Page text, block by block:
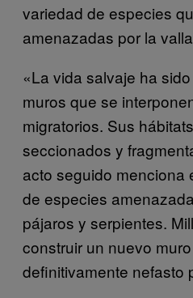
variedad de especies
amenazadas por la
«La vida salvaje ha
muros que se
migratorios. Sus
seccionados y
acto seguido menciona
de especies
pájaros y serpientes.
construir un nuevo
definitivamente nefasto